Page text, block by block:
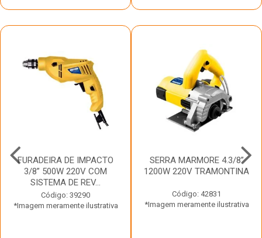
FURADEIRA DE IMPACTO
3/8” 500W 220V COM
SISTEMA DE REV...
Código: 39290
*Imagem meramente ilustrativa
SERRA MARMORE 4.3/8”
1200W 220V TRAMONTINA
Código: 42831
*Imagem meramente ilustrativa